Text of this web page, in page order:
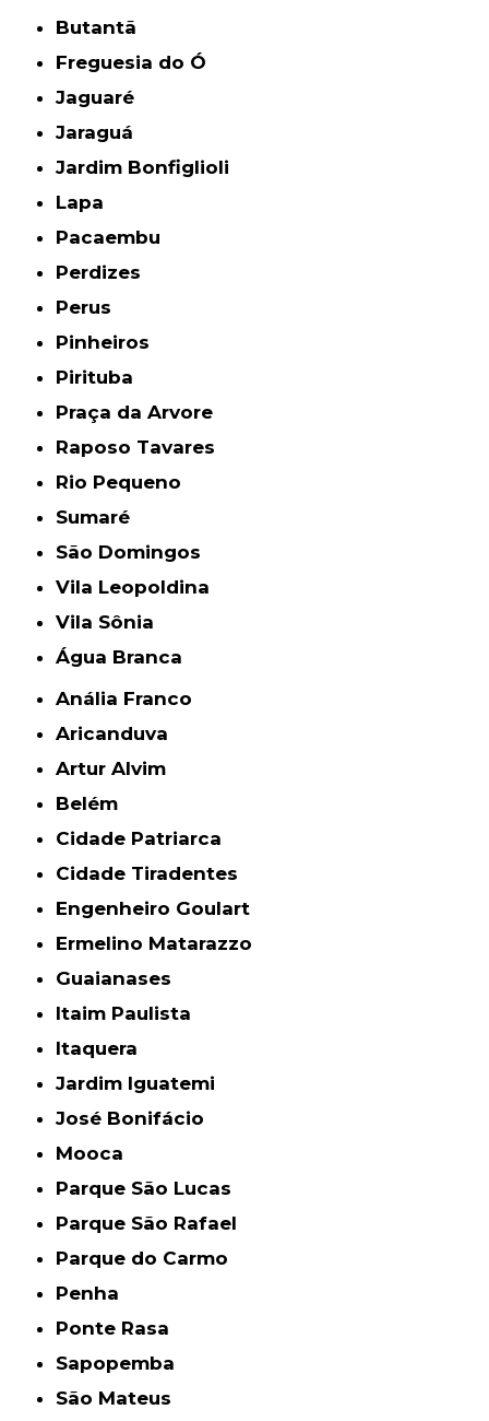
Butantã
Freguesia do Ó
Jaguaré
Jaraguá
Jardim Bonfiglioli
Lapa
Pacaembu
Perdizes
Perus
Pinheiros
Pirituba
Praça da Arvore
Raposo Tavares
Rio Pequeno
Sumaré
São Domingos
Vila Leopoldina
Vila Sônia
Água Branca
Anália Franco
Aricanduva
Artur Alvim
Belém
Cidade Patriarca
Cidade Tiradentes
Engenheiro Goulart
Ermelino Matarazzo
Guaianases
Itaim Paulista
Itaquera
Jardim Iguatemi
José Bonifácio
Mooca
Parque São Lucas
Parque São Rafael
Parque do Carmo
Penha
Ponte Rasa
Sapopemba
São Mateus